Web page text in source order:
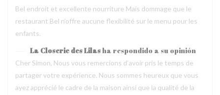
Bel endroit et excellente nourriture Mais dommage que le
restaurant Bel n’offre aucune flexibilité sur le menu pour les
enfants.
La Closerie des Lilasha respondido a su opinión
Cher Simon, Nous vous remercions d’avoir pris le temps de
partager votre expérience. Nous sommes heureux que vous
ayez apprécié le cadre de la maison ainsi que la qualité de la